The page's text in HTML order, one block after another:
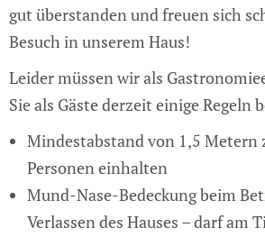
gut überstanden und freuen sich
Besuch in unserem Haus!
Leider müssen wir als
Sie als Gäste derzeit einige Regeln
Mindestabstand von 1,5 Metern
Personen einhalten
Mund-Nase-Bedeckung beim
Verlassen des Hauses – darf am